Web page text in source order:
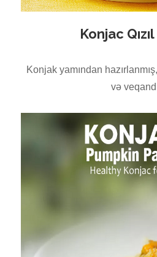
Konjac
Konjak yamından
və